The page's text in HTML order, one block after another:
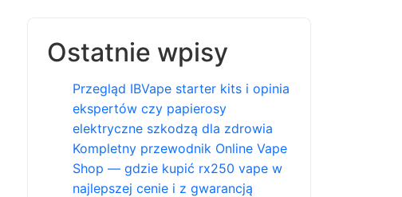
Ostatnie wpisy
Przegląd IBVape starter kits i opinia
ekspertów czy papierosy
elektryczne szkodzą dla zdrowia
Kompletny przewodnik Online Vape
Shop — gdzie kupić rx250 vape w
najlepszej cenie i z gwarancją